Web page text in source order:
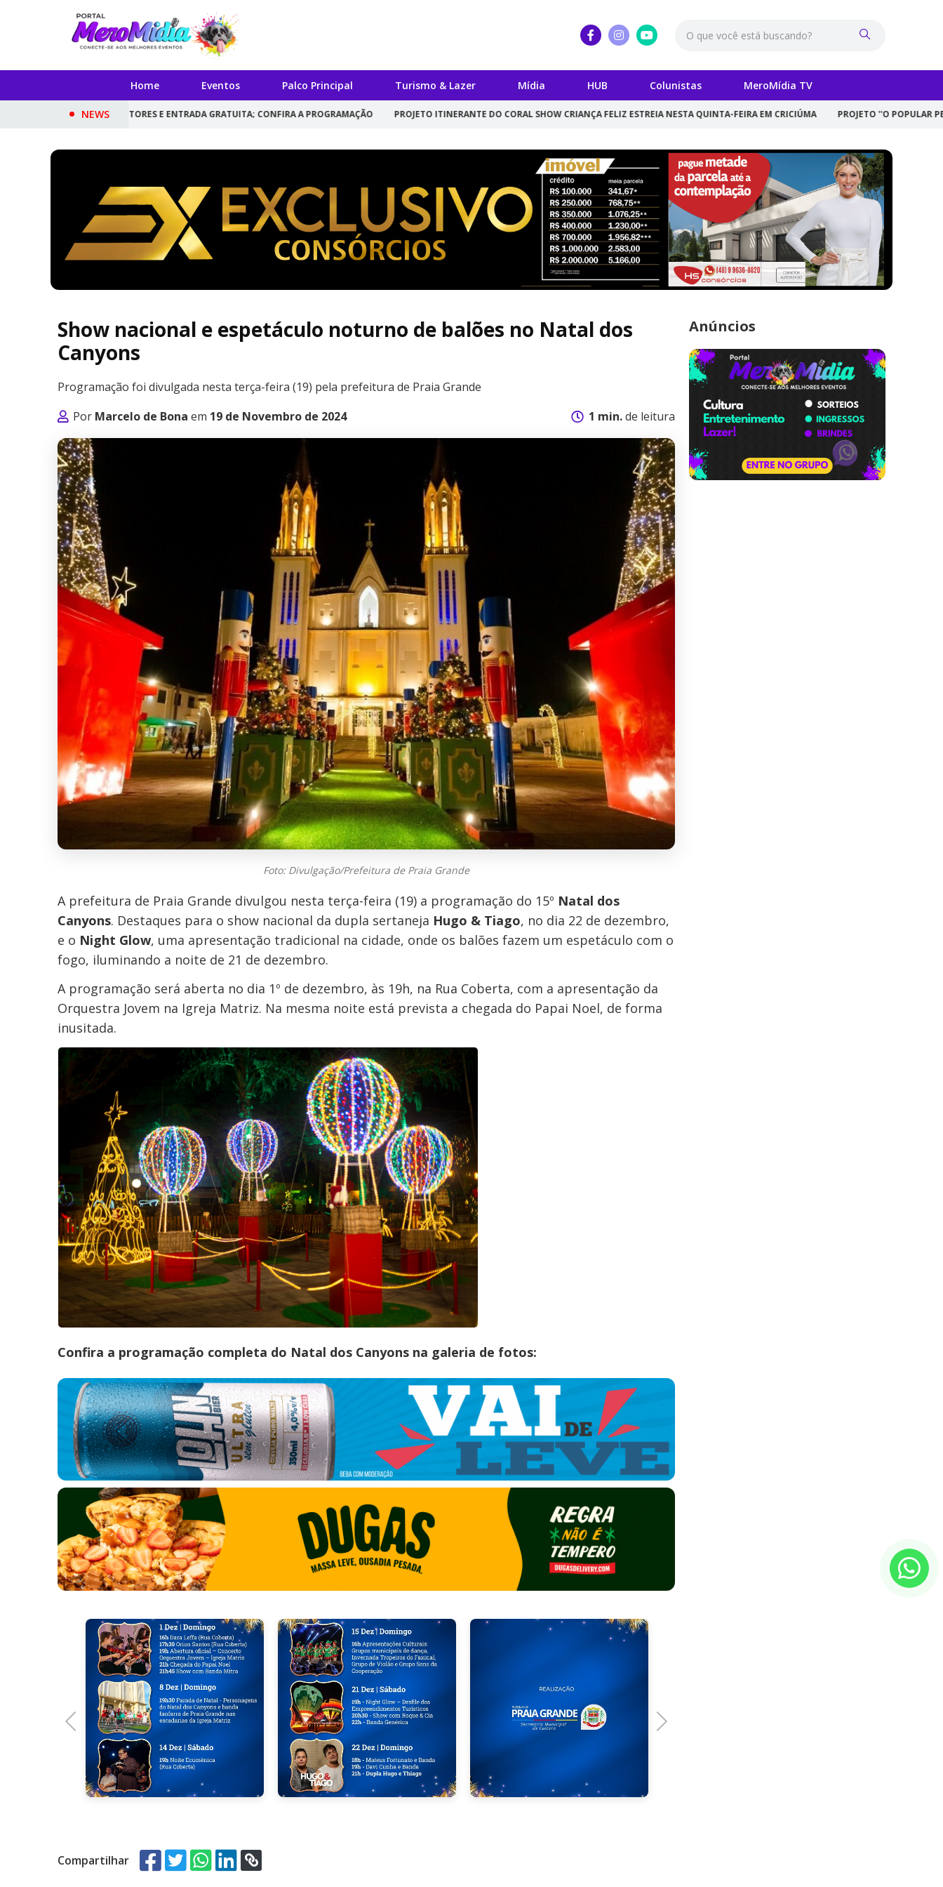
Home Eventos Palco Principal Turismo & Lazer Mídia HUB Colunistas MeroMídia TV
NEWS
EXPOSITORES E ENTRADA GRATUITA; CONFIRA A PROGRAMAÇÃO PROJETO ITINERANTE DO CORAL SHOW CRIANÇA FELIZ ESTREIA NESTA QUINTA-FEIRA EM CRICIÚMA PROJETO ''O POPULAR PELOS
Show nacional e espetáculo noturno de balões no Natal dos
Canyons
Programação foi divulgada nesta terça-feira (19) pela prefeitura de Praia Grande
Por Marcelo de Bona em 19 de Novembro de 2024 1 min.de leitura
Foto: Divulgação/Prefeitura de Praia Grande
A prefeitura de Praia Grande divulgou nesta terça-feira (19) a programação do 15º Natal dos
Canyons. Destaques para o show nacional da dupla sertaneja Hugo & Tiago, no dia 22 de dezembro,
e o Night Glow, uma apresentação tradicional na cidade, onde os balões fazem um espetáculo com o
fogo, iluminando a noite de 21 de dezembro.
A programação será aberta no dia 1º de dezembro, às 19h, na Rua Coberta, com a apresentação da
Orquestra Jovem na Igreja Matriz. Na mesma noite está prevista a chegada do Papai Noel, de forma
inusitada.
Confira a programação completa do Natal dos Canyons na galeria de fotos:
Previous Next
Compartilhar
Anúncios